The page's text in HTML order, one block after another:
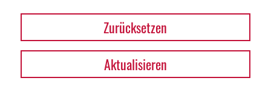
Zurücksetzen
Aktualisieren